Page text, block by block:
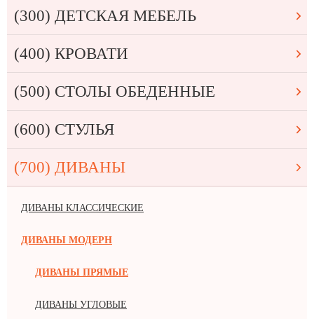
(300) ДЕТСКАЯ МЕБЕЛЬ
(400) КРОВАТИ
(500) СТОЛЫ ОБЕДЕННЫЕ
(600) СТУЛЬЯ
(700) ДИВАНЫ
ДИВАНЫ КЛАССИЧЕСКИЕ
ДИВАНЫ МОДЕРН
ДИВАНЫ ПРЯМЫЕ
ДИВАНЫ УГЛОВЫЕ